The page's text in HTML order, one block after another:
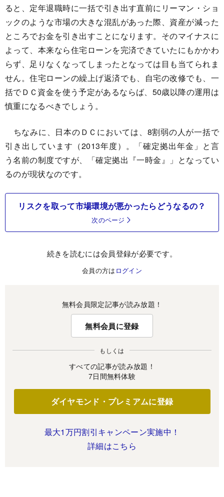
ると、定年退職時に一括で引き出す直前にリーマン・ショ
ックのような市場の大きな混乱があった際、資産が減った
ところでお金を引き出すことになります。そのマイナスに
よって、本来なら住宅ローンを完済できていたにもかかわ
らず、足りなくなってしまったとなっては目も当てられま
せん。住宅ローンの繰上げ返済でも、自宅の改修でも、一
括でＤＣ資金を使う予定があるならば、50歳以降の運用は
慎重になるべきでしょう。
ちなみに、日本のＤＣにおいては、8割弱の人が一括で
引き出しています（2013年度）。「確定拠出年金」と言
う名前の制度ですが、「確定拠出『一時金』」となってい
るのが現状なのです。
リスクを取って市場環境が悪かったらどうなるの？
次のページ
続きを読むには会員登録が必要です。
会員の方は ログイン
無料会員限定記事が読み放題！
無料会員に登録
もしくは
すべての記事が読み放題！
7日間無料体験
ダイヤモンド・プレミアムに登録
最大1万円割引キャンペーン実施中！
詳細はこちら